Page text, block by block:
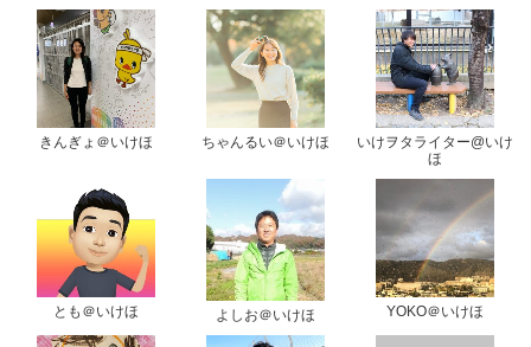
きんぎょ＠いけほ ちゃんるい＠いけほ
いけヲタライター@いけ
ほ
とも＠いけほ よしお＠いけほ YOKO＠いけほ